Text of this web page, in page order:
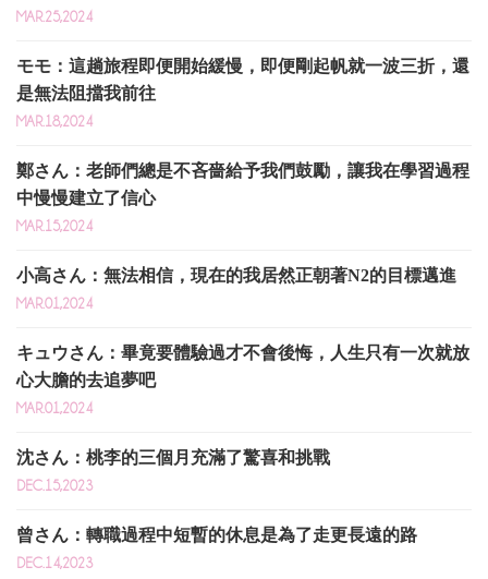
MAR.25,2024
モモ：這趟旅程即便開始緩慢，即便剛起帆就一波三折，還
是無法阻擋我前往
MAR.18,2024
鄭さん：老師們總是不吝嗇給予我們鼓勵，讓我在學習過程
中慢慢建立了信心
MAR.15,2024
小高さん：無法相信，現在的我居然正朝著N2的目標邁進
MAR.01,2024
キュウさん：畢竟要體驗過才不會後悔，人生只有一次就放
心大膽的去追夢吧
MAR.01,2024
沈さん：桃李的三個月充滿了驚喜和挑戰
DEC.15,2023
曾さん：轉職過程中短暫的休息是為了走更長遠的路
DEC.14,2023